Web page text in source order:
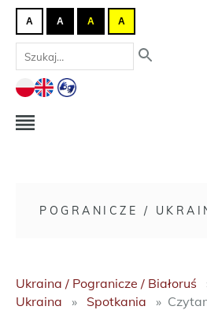
A A A A
POGRANICZE /
Ukraina / Pogranicze / Białoruś
Ukraina
Spotkania